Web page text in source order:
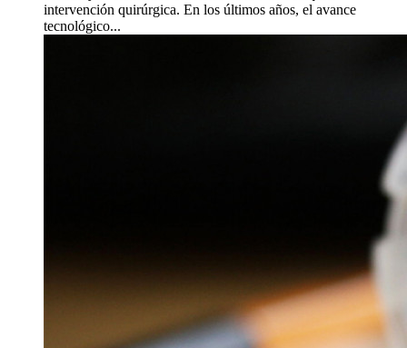
intervención quirúrgica. En los últimos años, el avance
tecnológico...